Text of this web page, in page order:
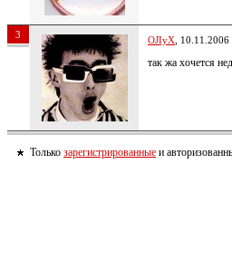
3 OJIyX ,
так жа хочется
Только зарегистрированные и